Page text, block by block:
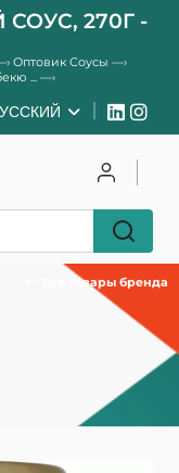
270Г -
Оптовик Соусы —›
... —›
Все товары бренда